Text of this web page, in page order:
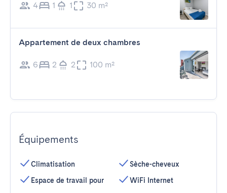
4 1 1 30 m²
Appartement de deux chambres
6 2 2 100 m²
Équipements
Climatisation
Espace de travail pour
Sèche-cheveux
WiFi Internet